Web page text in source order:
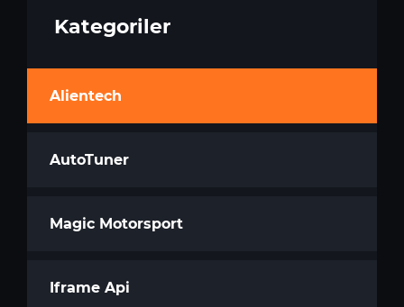
Kategoriler
Alientech
AutoTuner
Magic Motorsport
Iframe Api